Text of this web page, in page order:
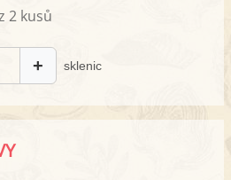
2 kusů
+ sklenic